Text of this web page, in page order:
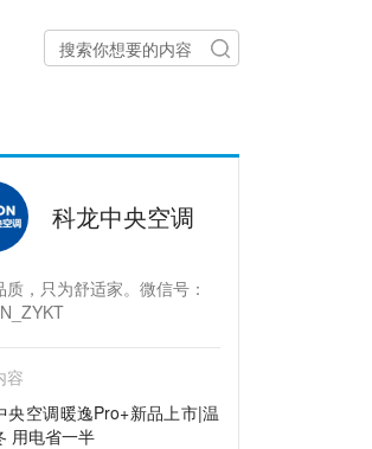
科龙中央空调
质，只为舒适家。微信号：
容
央空调暖逸Pro+新品上市|温
用电省一半